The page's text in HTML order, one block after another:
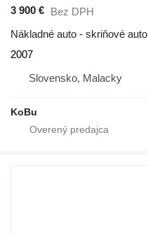
3 900 € Bez DPH
Nákladné auto - skriňové auto
2007
Slovensko, Malacky
KoBu